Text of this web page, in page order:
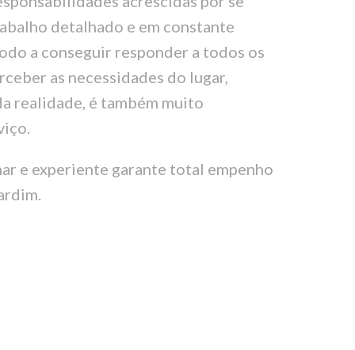
detalhado e em constante
a conseguir responder a todos os
as necessidades do lugar,
realidade, é também muito
e experiente garante total empenho